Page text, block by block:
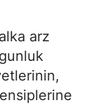
arz